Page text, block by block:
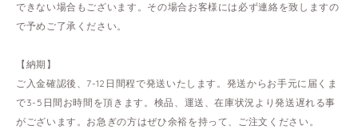
できない場合もございます。その場合お客様には必ず連絡を致しますの
で予めご了承ください。
【納期】
ご入金確認後、7-12日間程で発送いたします。発送からお手元に届くま
で3-5日間お時間を頂きます。検品、運送、在庫状況より発送遅れる事
がございます。お急ぎの方はぜひ余裕を持って、ご注文ください。